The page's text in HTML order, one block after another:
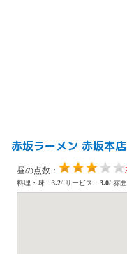
赤坂ラーメン 赤坂本店